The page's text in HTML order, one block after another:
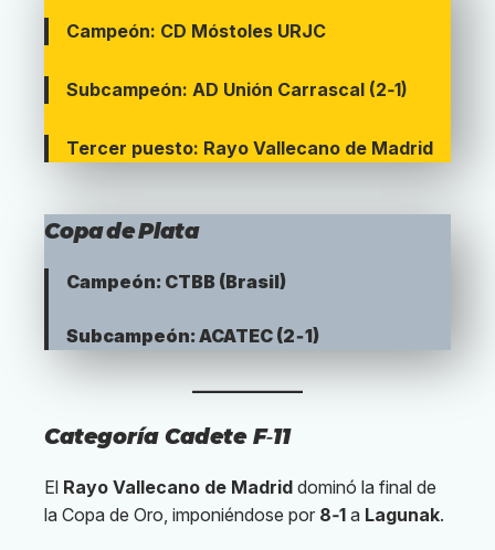
Campeón: CD Móstoles URJC
Subcampeón: AD Unión Carrascal (2‑1)
Tercer puesto: Rayo Vallecano de Madrid
Copa de Plata
Campeón: CTBB (Brasil)
Subcampeón: ACATEC (2‑1)
Categoría Cadete F‑11
El Rayo Vallecano de Madrid dominó la final de
la Copa de Oro, imponiéndose por 8‑1 a Lagunak.